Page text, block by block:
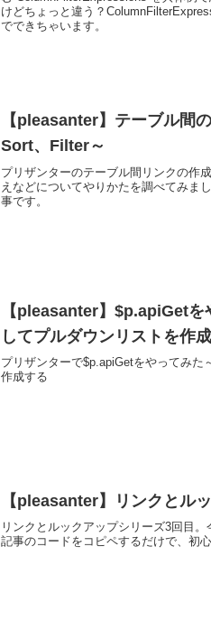
けどちょっと違う？
でできちゃいます。
【pleasanter】テーブル間
Sort、Filter～
プリザンターのテーブル間リンクの作
えなどについてやりかたを調べてみま
事です。
【pleasanter】$p.apiGet
してプルダウンリストを作
プリザンターで$p.apiGetをやってみた
作成する
【pleasanter】リンクとル
リンクとルックアップシリーズ3回目
記事のコードをコピペするだけで、初